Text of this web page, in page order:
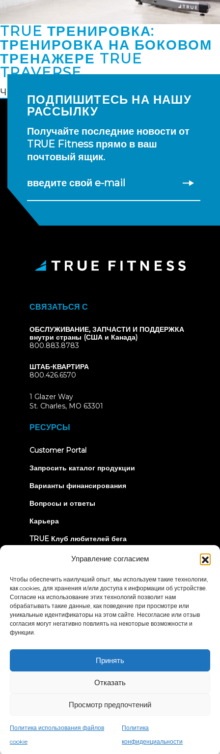
Управление согласием
Чтобы обеспечить наилучший опыт, мы используем такие технологии,
как cookies, для хранения и/или доступа к информации об устройстве.
Согласие на использование этих технологий позволит нам
обрабатывать такие данные, как поведение при просмотре или
уникальные идентификаторы на этом сайте. Несогласие или отзыв
согласия могут негативно повлиять на некоторые возможности и
функции.
Принять
Отказать
Просмотр предпочтений
Политика использования файлов
cookie
Политика
конфиденциальности
TRUE ТРЕНИРОВКА:
ТРЕНИРОВКА НА БОКОВОМ
ТРЕНАЖЕРЕ TRUE
TRAVERSE
ЧИТАТЬ ДАЛЕЕ
ПОДПИШИТЕСЬ НА НАШУ
РАССЫЛКУ
Получайте последние новости от
TRUE Fitness прямо в ваш
почтовый ящик.
введите свой e-mail
СВЯЗАТЬСЯ С
ОБСЛУЖИВАНИЕ, ЗАПЧАСТИ И ПОДДЕРЖКА
внутри страны (США и Канада)
800.883.8783
ШТАБ-КВАРТИРА
800.426.6570
1 Glazer Way
St. Charles, MO 63301
РЕСУРСЫ
Customer Portal(opens
new
Запросить каталог продукции
Варианты финансирования
Вопросы и ответы
Карьера
TRUE Клуб любителей бега
Информация об отзыве
ДАВАЙТЕ СОЕДИНИМСЯ
© 2026 True Fitness. All Rights Reserved
Политика
Условия и положения
Заявление о доступности
Русский